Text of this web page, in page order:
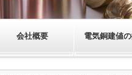
会社概要 電気銅建値